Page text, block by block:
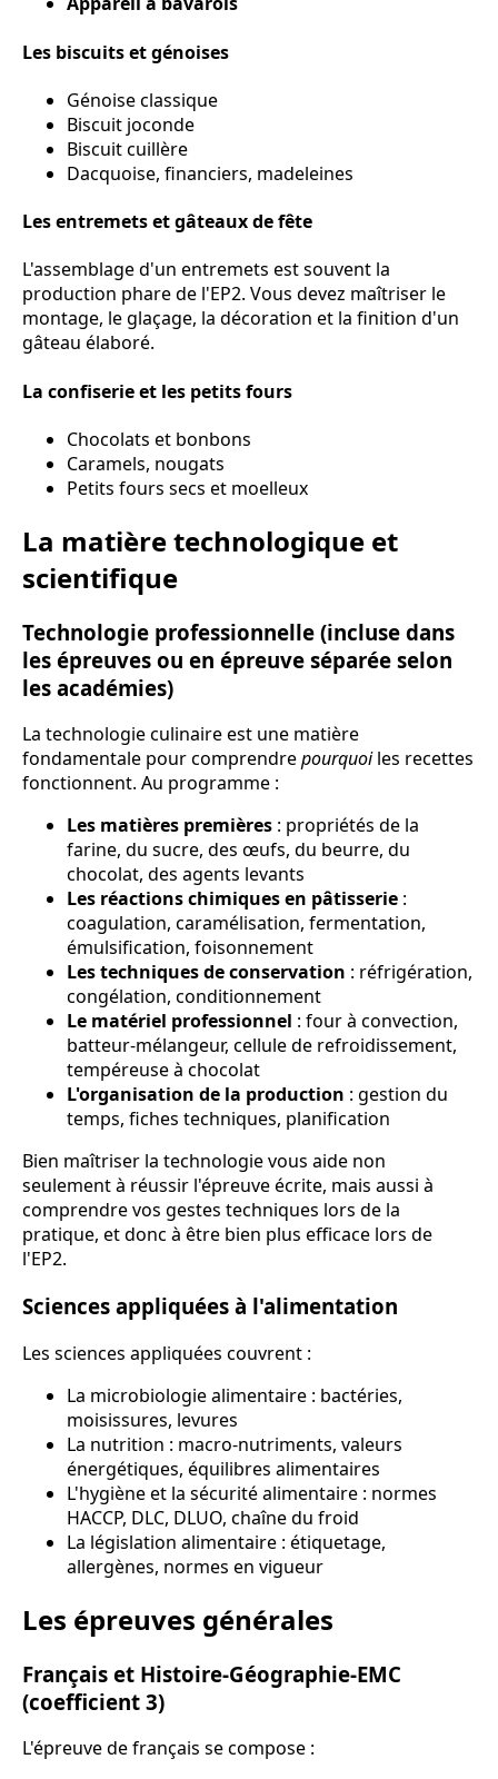
Les biscuits et génoises
Génoise classique
Biscuit joconde
Biscuit cuillère
Dacquoise, financiers, madeleines
Les entremets et gâteaux de fête
L'assemblage d'un entremets est souvent la
production phare de l'EP2. Vous devez maîtriser le
montage, le glaçage, la décoration et la finition d'un
gâteau élaboré.
La confiserie et les petits fours
Chocolats et bonbons
Caramels, nougats
Petits fours secs et moelleux
La matière technologique et
scientifique
Technologie professionnelle (incluse dans
les épreuves ou en épreuve séparée selon
les académies)
La technologie culinaire est une matière
fondamentale pour comprendrepourquoiles recettes
fonctionnent. Au programme :
Les matières premières : propriétés de la
farine, du sucre, des œufs, du beurre, du
chocolat, des agents levants
Les réactions chimiques en pâtisserie :
coagulation, caramélisation, fermentation,
émulsification, foisonnement
Les techniques de conservation : réfrigération,
congélation, conditionnement
Le matériel professionnel : four à convection,
batteur-mélangeur, cellule de refroidissement,
tempéreuse à chocolat
L'organisation de la production : gestion du
temps, fiches techniques, planification
Bien maîtriser la technologie vous aide non
seulement à réussir l'épreuve écrite, mais aussi à
comprendre vos gestes techniques lors de la
pratique, et donc à être bien plus efficace lors de
l'EP2.
Sciences appliquées à l'alimentation
Les sciences appliquées couvrent :
La microbiologie alimentaire : bactéries,
moisissures, levures
La nutrition : macro-nutriments, valeurs
énergétiques, équilibres alimentaires
L'hygiène et la sécurité alimentaire : normes
HACCP, DLC, DLUO, chaîne du froid
La législation alimentaire : étiquetage,
allergènes, normes en vigueur
Les épreuves générales
Français et Histoire-Géographie-EMC
(coefficient 3)
L'épreuve de français se compose :